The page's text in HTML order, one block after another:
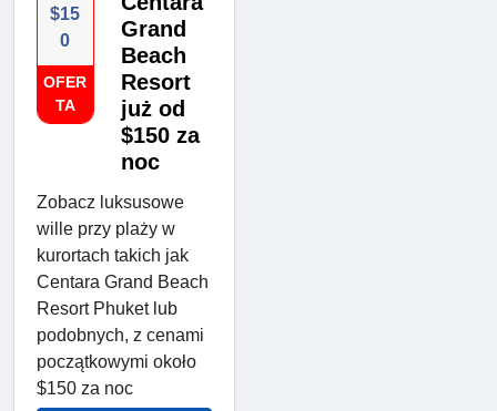
$15
0
OFER
TA
Grand
Beach
Resort
już od
$150 za
noc
Zobacz luksusowe
wille przy plaży w
kurortach takich jak
Centara Grand Beach
Resort Phuket lub
podobnych, z cenami
początkowymi około
$150 za noc